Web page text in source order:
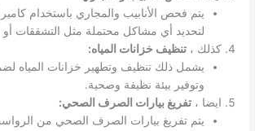
يتم فحص الأنابيب والمجاري باستخدام
لتحديد أي مشاكل محتملة مثل التشققات أو
كذلك ،تنظيف خزانات المياه:
يشمل ذلك تنظيف وتطهير خزانات المياه
وتوفير بيئة نظيفة وصحية.
ايضا ،تفريغ بيارات الصرف الصحي:
يتم تفريغ بيارات الصرف الصحي من